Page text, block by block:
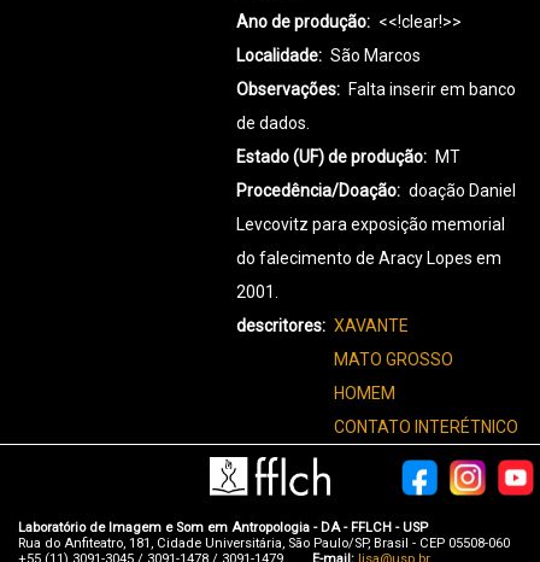
Ano de produção
<<!clear!>>
Localidade
São Marcos
Observações
Falta inserir em banco
de dados.
Estado (UF) de produção
MT
Procedência/Doação
doação Daniel
Levcovitz para exposição memorial
do falecimento de Aracy Lopes em
2001.
descritores
XAVANTE
MATO GROSSO
HOMEM
CONTATO INTERÉTNICO
Laboratório de Imagem e Som em Antropologia - DA - FFLCH - USP
Rua do Anfiteatro, 181, Cidade Universitária, São Paulo/SP, Brasil - CEP 05508-060
+55 (11) 3091-3045 / 3091-1478 / 3091-1479 E-mail: lisa@usp.br